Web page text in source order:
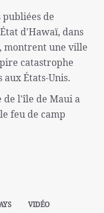
publiées de
d'Hawaï, dans
montrent une ville
catastrophe
États-Unis.
de l'île de Maui a
feu de camp
VIDÉO